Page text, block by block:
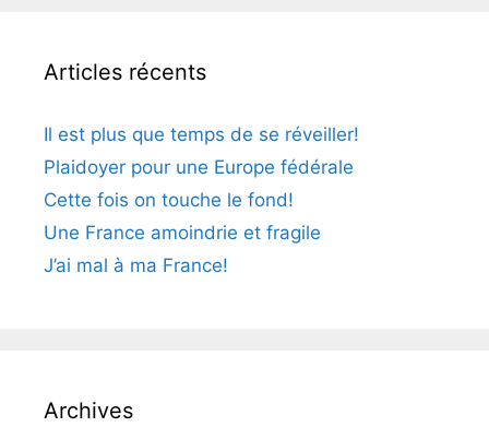
Articles récents
Il est plus que temps de se réveiller!
Plaidoyer pour une Europe fédérale
Cette fois on touche le fond!
Une France amoindrie et fragile
J’ai mal à ma France!
Archives